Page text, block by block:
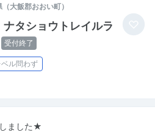
大飯郡おおい町）
ナタショウトレイルラ
受付終了
ベル問わず
ました★